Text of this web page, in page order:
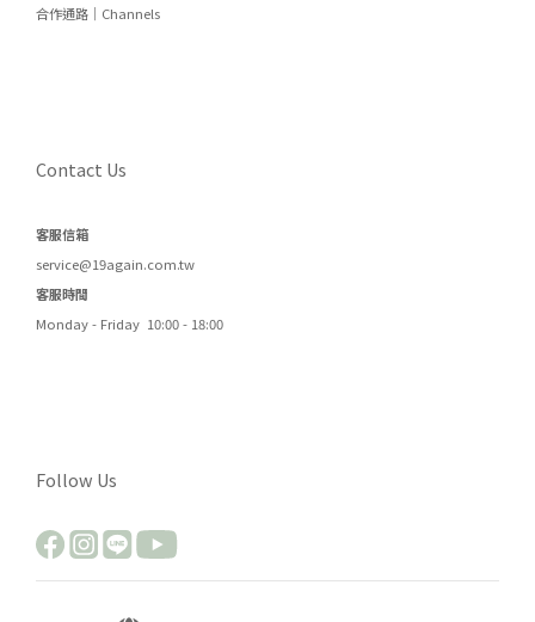
合作通路｜Channels
Contact Us
客服信箱
service@19again.com.tw
客服時間
Monday - Friday 10:00 - 18:00
Follow Us